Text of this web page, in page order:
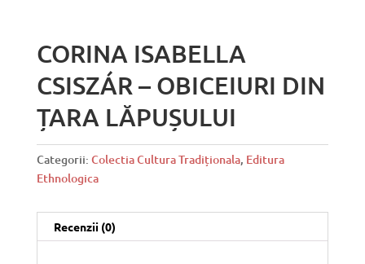
CORINA ISABELLA
CSISZÁR – OBICEIURI DIN
ȚARA LĂPUȘULUI
Categorii: Colectia Cultura Tradiționala, Editura
Ethnologica
Recenzii (0)